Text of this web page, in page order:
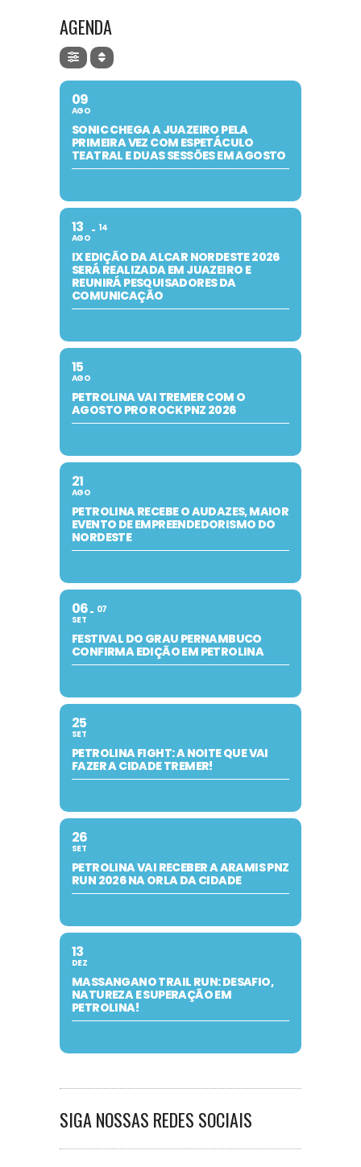
AGENDA
09
AGO
SONIC CHEGA A JUAZEIRO PELA
PRIMEIRA VEZ COM ESPETÁCULO
TEATRAL E DUAS SESSÕES EM AGOSTO
13
AGO
14
IX EDIÇÃO DA ALCAR NORDESTE 2026
SERÁ REALIZADA EM JUAZEIRO E
REUNIRÁ PESQUISADORES DA
COMUNICAÇÃO
15
AGO
PETROLINA VAI TREMER COM O
AGOSTO PRO ROCK PNZ 2026
21
AGO
PETROLINA RECEBE O AUDAZES, MAIOR
EVENTO DE EMPREENDEDORISMO DO
NORDESTE
06
SET
07
FESTIVAL DO GRAU PERNAMBUCO
CONFIRMA EDIÇÃO EM PETROLINA
25
SET
PETROLINA FIGHT: A NOITE QUE VAI
FAZER A CIDADE TREMER!
26
SET
PETROLINA VAI RECEBER A ARAMIS PNZ
RUN 2026 NA ORLA DA CIDADE
13
DEZ
MASSANGANO TRAIL RUN: DESAFIO,
NATUREZA E SUPERAÇÃO EM
PETROLINA!
SIGA NOSSAS REDES SOCIAIS